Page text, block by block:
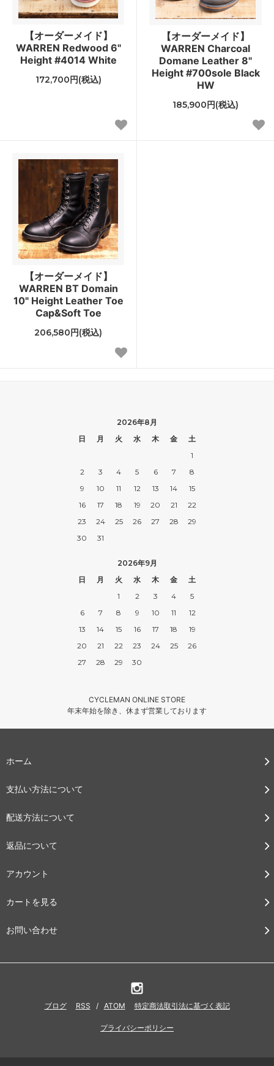
【オーダーメイド】
WARREN Redwood 6"
Height #4014 White
172,700円(税込)
【オーダーメイド】
WARREN Charcoal
Domane Leather 8"
Height #700sole Black
HW
185,900円(税込)
【オーダーメイド】
WARREN BT Domain
10" Height Leather Toe
Cap&Soft Toe
206,580円(税込)
2026年8月
日
月 火 水 木 金
土
1
2
3 4 5 6 7
8
9
10 11 12 13 14
15
16
17 18 19 20 21
22
23
24 25 26 27 28
29
30
31
2026年9月
日
月 火 水 木 金
土
1
2 3 4
5
6
7 8 9 10 11
12
13
14 15 16 17 18
19
20
21 22 23 24 25
26
27
28 29 30
CYCLEMAN ONLINE STORE
年末年始を除き、休まず営業しております
ホーム
支払い方法について
配送方法について
返品について
アカウント
カートを見る
お問い合わせ
ブログ RSS / ATOM 特定商法取引法に基づく表記
プライバシーポリシー